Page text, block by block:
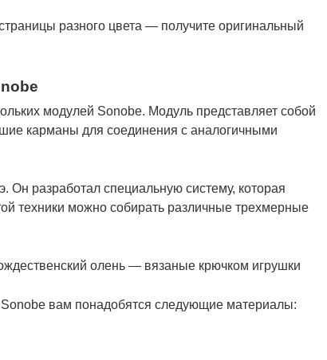
разного цвета — получите оригинальный
модулей Sonobe. Модуль представляет собой
карманы для соединения с аналогичными
Он разработал специальную систему, которая
техники можно собирать различные трехмерные
олень — вязаные крючком игрушки
Sonobe вам понадобятся следующие материалы: